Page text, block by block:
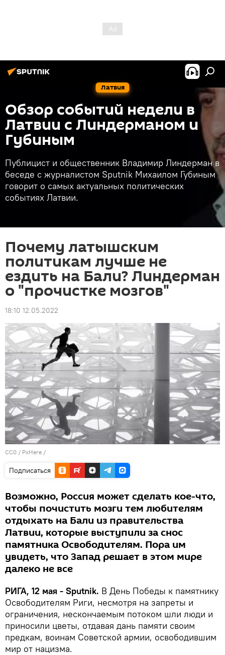
Латвия
Обзор событий недели в
Латвии с Линдерманом и
Губиным
Публицист и общественник Владимир Линдерман в
беседе с журналистом Sputnik Михаилом Губиным
говорит о самых актуальных политических
событиях Латвии.
Почему латышским
политикам лучше не
ездить на Бали? Линдерман
о "прочистке мозгов"
18:10 12.05.2022
CC0 / PxHere /
Подписаться
Возможно, Россия может сделать кое-что,
чтобы почистить мозги тем любителям
отдыхать на Бали из правительства
Латвии, которые выступили за снос
памятника Освободителям. Пора им
увидеть, что Запад решает в этом мире
далеко не все
РИГА, 12 мая - Sputnik. В День Победы к памятнику
Освободителям Риги, несмотря на запреты и
ограничения, нескончаемым потоком шли люди и
приносили цветы, отдавая дань памяти своим
предкам, воинам Советской армии, освободившим
мир от нацизма.